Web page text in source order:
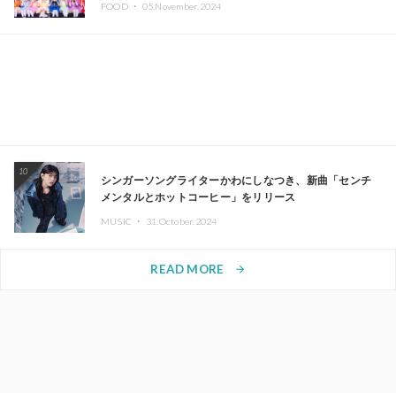
FOOD ・ 05.November.2024
10
シンガーソングライターかわにしなつき、新曲「センチ
メンタルとホットコーヒー」をリリース
MUSIC ・ 31.October.2024
READ MORE arrow_forward